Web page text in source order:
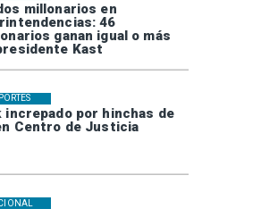
millonarios en
46
ganan igual o más
Kast
increpado por hinchas de
Centro de Justicia